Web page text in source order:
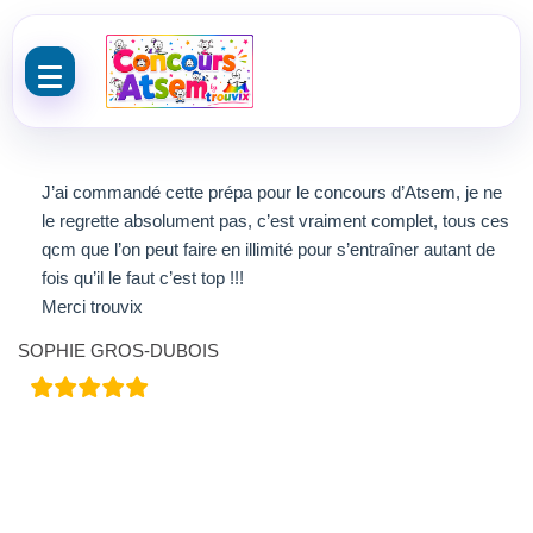
J’ai commandé cette prépa pour le concours d’Atsem, je ne
le regrette absolument pas, c’est vraiment complet, tous ces
qcm que l’on peut faire en illimité pour s’entraîner autant de
fois qu’il le faut c’est top !!!
Merci trouvix
SOPHIE GROS-DUBOIS